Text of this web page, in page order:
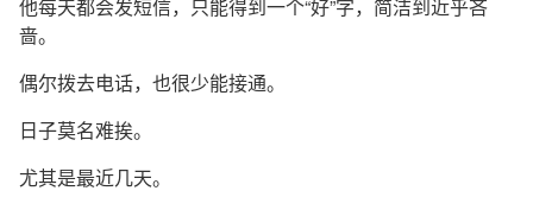
他每天都会发短信，只能得到一个“好”字，简洁到近乎吝
啬。
偶尔拨去电话，也很少能接通。
日子莫名难挨。
尤其是最近几天。